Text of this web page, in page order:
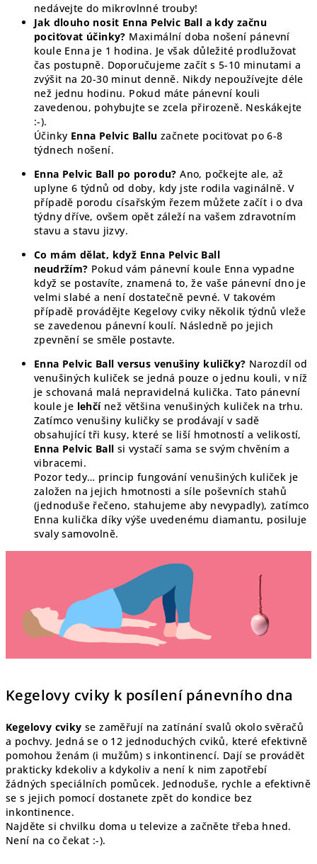
nedávejte do mikrovlnné trouby!
Jak dlouho nosit Enna Pelvic Ball a kdy začnu
pociťovat účinky? Maximální doba nošení pánevní
koule Enna je 1 hodina. Je však důležité prodlužovat
čas postupně. Doporučujeme začít s 5-10 minutami a
zvýšit na 20-30 minut denně. Nikdy nepoužívejte déle
než jednu hodinu. Pokud máte pánevní kouli
zavedenou, pohybujte se zcela přirozeně. Neskákejte
:-).
Účinky Enna Pelvic Ballu začnete pociťovat po 6-8
týdnech nošení.
Enna Pelvic Ball po porodu? Ano, počkejte ale, až
uplyne 6 týdnů od doby, kdy jste rodila vaginálně. V
případě porodu císařským řezem můžete začít i o dva
týdny dříve, ovšem opět záleží na vašem zdravotním
stavu a stavu jizvy.
Co mám dělat, když Enna Pelvic Ball
neudržím? Pokud vám pánevní koule Enna vypadne
když se postavíte, znamená to, že vaše pánevní dno je
velmi slabé a není dostatečně pevné. V takovém
případě provádějte Kegelovy cviky několik týdnů vleže
se zavedenou pánevní koulí. Následně po jejich
zpevnění se směle postavte.
Enna Pelvic Ball versus venušiny kuličky? Narozdíl od
venušiných kuliček se jedná pouze o jednu kouli, v níž
je schovaná malá nepravidelná kulička. Tato pánevní
koule je lehčínež většina venušiných kuliček na trhu.
Zatímco venušiny kuličky se prodávají v sadě
obsahující tři kusy, které se liší hmotností a velikostí,
Enna Pelvic Ball si vystačí sama se svým chvěním a
vibracemi.
Pozor tedy… princip fungování venušiných kuliček je
založen na jejich hmotnosti a síle poševních stahů
(jednoduše řečeno, stahujeme aby nevypadly), zatímco
Enna kulička díky výše uvedenému diamantu, posiluje
svaly samovolně.
Kegelovy cviky k posílení pánevního dna
Kegelovy cviky se zaměřují na zatínání svalů okolo svěračů
a pochvy. Jedná se o 12 jednoduchých cviků, které efektivně
pomohou ženám (i mužům) s inkontinencí. Dají se provádět
prakticky kdekoliv a kdykoliv a není k nim zapotřebí
žádných speciálních pomůcek. Jednoduše, rychle a efektivně
se s jejich pomocí dostanete zpět do kondice bez
inkontinence.
Najděte si chvilku doma u televize a začněte třeba hned.
Není na co čekat :-).